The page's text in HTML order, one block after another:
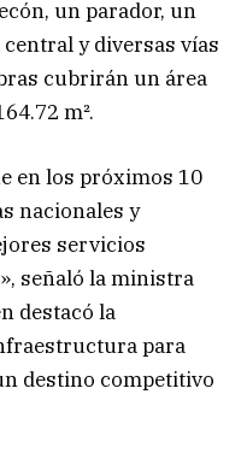
un parador, un
y diversas vías
cubrirán un área
m².
en los próximos 10
nacionales y
servicios
señaló la ministra
destacó la
para
destino competitivo